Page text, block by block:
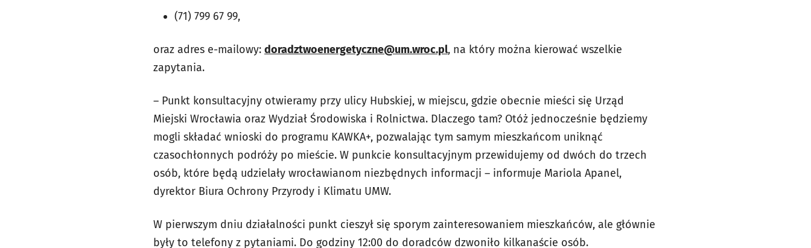
(71) 799 67 99,
oraz adres e-mailowy: doradztwoenergetyczne@um.wroc.pl, na który można kierować wszelkie
zapytania.
– Punkt konsultacyjny otwieramy przy ulicy Hubskiej, w miejscu, gdzie obecnie mieści się Urząd
Miejski Wrocławia oraz Wydział Środowiska i Rolnictwa. Dlaczego tam? Otóż jednocześnie będziemy
mogli składać wnioski do programu KAWKA+, pozwalając tym samym mieszkańcom uniknąć
czasochłonnych podróży po mieście. W punkcie konsultacyjnym przewidujemy od dwóch do trzech
osób, które będą udzielały wrocławianom niezbędnych informacji – informuje Mariola Apanel,
dyrektor Biura Ochrony Przyrody i Klimatu UMW.
W pierwszym dniu działalności punkt cieszył się sporym zainteresowaniem mieszkańców, ale głównie
były to telefony z pytaniami. Do godziny 12:00 do doradców dzwoniło kilkanaście osób.